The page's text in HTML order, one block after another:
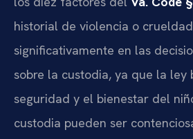
historial de violencia o
significativamente en las
sobre la custodia, ya que la ley
seguridad y el bienestar del
custodia pueden ser